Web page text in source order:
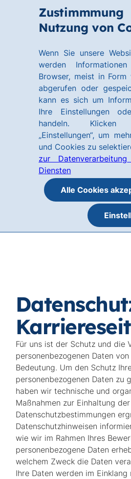
Nutzung von
Wenn Sie unsere
werden
Browser, meist in Form
abgerufen oder
kann es sich um
Ihre Einstellungen
handeln.
„Einstellungen“, um
und Cookies zu
zur
Diensten
Alle Cookies
Hauptinhalt